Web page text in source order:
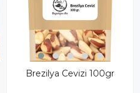
Brezilya Cevizi 100gr